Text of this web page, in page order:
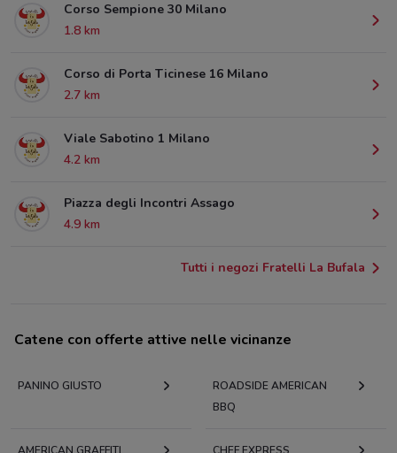
Corso Sempione 30 Milano
1.8 km
Corso di Porta Ticinese 16 Milano
2.7 km
Viale Sabotino 1 Milano
4.2 km
Piazza degli Incontri Assago
4.9 km
Tutti i negozi Fratelli La Bufala
Catene con offerte attive nelle vicinanze
PANINO GIUSTO
ROADSIDE AMERICAN
BBQ